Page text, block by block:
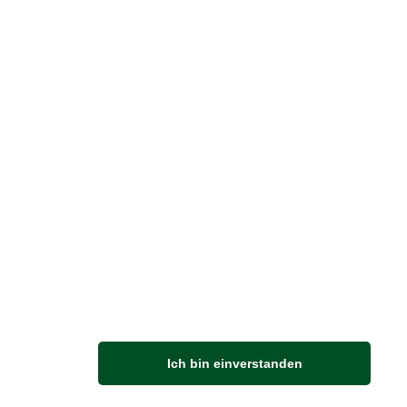
Ich bin einverstanden
Von der Autobahn 565 die Abfahrt Merl nehmen.
Richtung Meckenheim abbiegen.